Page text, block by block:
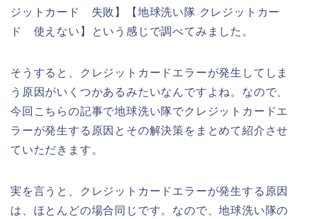
ジットカード 失敗】【地球洗い隊 クレジットカー
ド 使えない】という感じで調べてみました。
そうすると、クレジットカードエラーが発生してしま
う原因がいくつかあるみたいなんですよね。なので、
今回こちらの記事で地球洗い隊でクレジットカードエ
ラーが発生する原因とその解決策をまとめて紹介させ
ていただきます。
実を言うと、クレジットカードエラーが発生する原因
は、ほとんどの場合同じです。なので、地球洗い隊の